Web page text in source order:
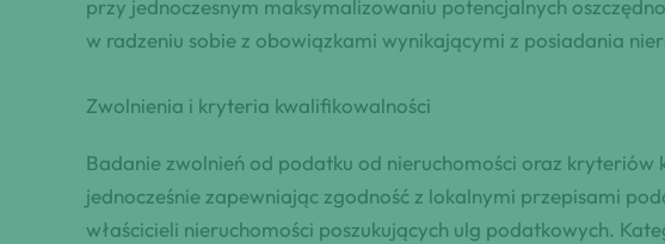
przy jednoczesnym maksymalizowaniu potencjalnych
w radzeniu sobie z obowiązkami wynikającymi z posiadania
Zwolnienia i kryteria kwalifikowalności
Badanie zwolnień od podatku od nieruchomości oraz
jednocześnie zapewniając zgodność z lokalnymi przepisami
właścicieli nieruchomości poszukujących ulg podatkowych.